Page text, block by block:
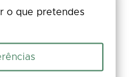
um problema no
segundos e ajuda-nos a
o que pretendes